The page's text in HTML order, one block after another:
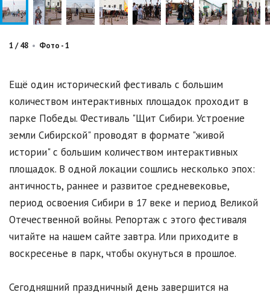
1 /48 • Фото - 1
Ещё один исторический фестиваль с большим
количеством интерактивных площадок проходит в
парке Победы. Фестиваль "Щит Сибири. Устроение
земли Сибирской" проводят в формате "живой
истории" с большим количеством интерактивных
площадок. В одной локации сошлись несколько эпох:
античность, раннее и развитое средневековье,
период освоения Сибири в 17 веке и период Великой
Отечественной войны. Репортаж с этого фестиваля
читайте на нашем сайте завтра. Или приходите в
воскресенье в парк, чтобы окунуться в прошлое.
Сегодняшний праздничный день завершится на